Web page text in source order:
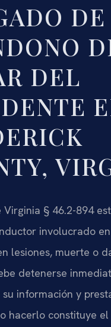
DE
DEL
Virginia § 46.2-894
involucrado
lesiones, muerte o
detenerse
información y
hacerlo constituye